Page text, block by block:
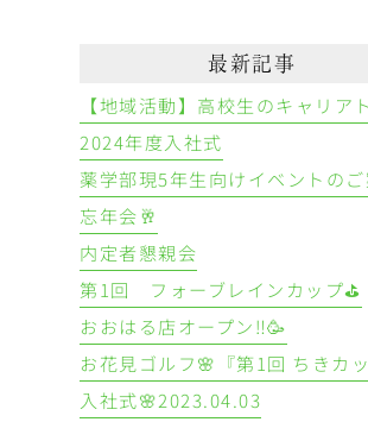
最新記事
2024年度入社式
忘年会🥂
内定者懇親会
第1回 フォーブレインカップ⛳
おおはる店オープン‼️🥳
入社式🌸2023.04.03